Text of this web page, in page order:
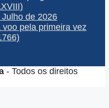
de 2026
pela primeira vez
- Todos os direitos